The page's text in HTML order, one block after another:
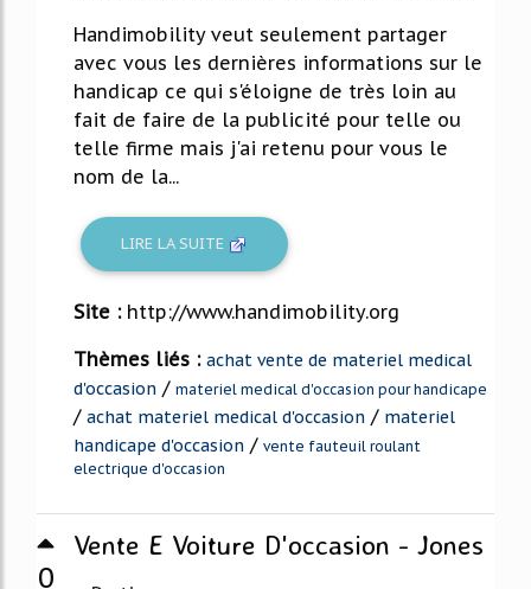
Handimobility veut seulement partager
avec vous les dernières informations sur le
handicap ce qui s'éloigne de très loin au
fait de faire de la publicité pour telle ou
telle firme mais j'ai retenu pour vous le
nom de la...
LIRE LA SUITE
Site : http://www.handimobility.org
Thèmes liés : achat vente de materiel medical
d'occasion / materiel medical d'occasion pour handicape
/ achat materiel medical d'occasion / materiel
handicape d'occasion / vente fauteuil roulant
electrique d'occasion
0
Vente E Voiture D'occasion - Jones